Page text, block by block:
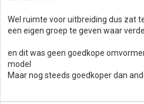
Wel ruimte voor uitbreiding dus zat
een eigen groep te geven waar
en dit was geen goedkope
model
Maar nog steeds goedkoper dan